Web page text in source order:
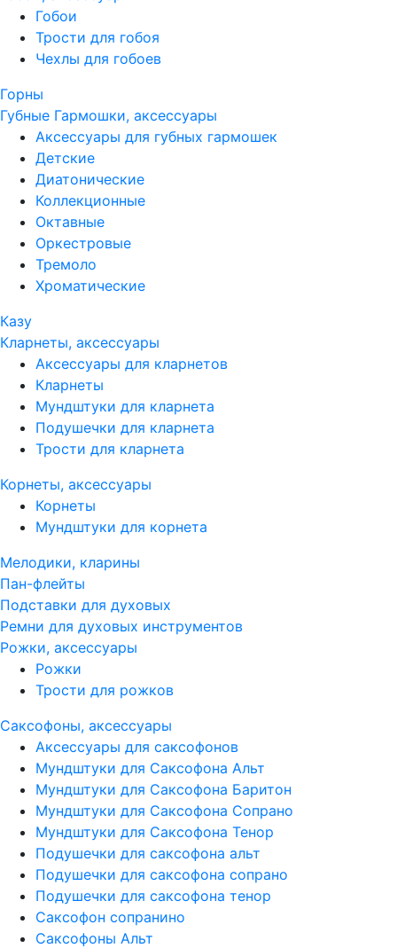
Гобои
Трости для гобоя
Чехлы для гобоев
Горны
Губные Гармошки, аксессуары
Аксессуары для губных гармошек
Детские
Диатонические
Коллекционные
Октавные
Оркестровые
Тремоло
Хроматические
Казу
Кларнеты, аксессуары
Аксессуары для кларнетов
Кларнеты
Мундштуки для кларнета
Подушечки для кларнета
Трости для кларнета
Корнеты, аксессуары
Корнеты
Мундштуки для корнета
Мелодики, кларины
Пан-флейты
Подставки для духовых
Ремни для духовых инструментов
Рожки, аксессуары
Рожки
Трости для рожков
Саксофоны, аксессуары
Аксессуары для саксофонов
Мундштуки для Саксофона Альт
Мундштуки для Саксофона Баритон
Мундштуки для Саксофона Сопрано
Мундштуки для Саксофона Тенор
Подушечки для саксофона альт
Подушечки для саксофона сопрано
Подушечки для саксофона тенор
Саксофон сопранино
Саксофоны Альт